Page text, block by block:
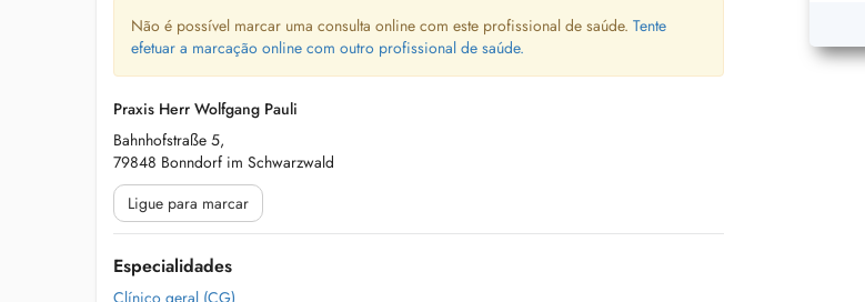
Não é possível marcar uma consulta online com este profissional de saúde. Tente
efetuar a marcação online com outro profissional de saúde.
Praxis Herr Wolfgang Pauli
Bahnhofstraße 5,
79848 Bonndorf im Schwarzwald
Ligue para marcar
Especialidades
Clínico geral (CG)